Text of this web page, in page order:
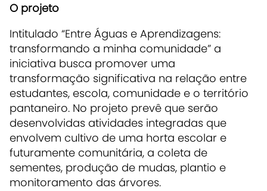
O projeto
Intitulado “Entre Águas e Aprendizagens:
transformando a minha comunidade” a
iniciativa busca promover uma
transformação significativa na relação entre
estudantes, escola, comunidade e o território
pantaneiro. No projeto prevê que serão
desenvolvidas atividades integradas que
envolvem cultivo de uma horta escolar e
futuramente comunitária, a coleta de
sementes, produção de mudas, plantio e
monitoramento das árvores.